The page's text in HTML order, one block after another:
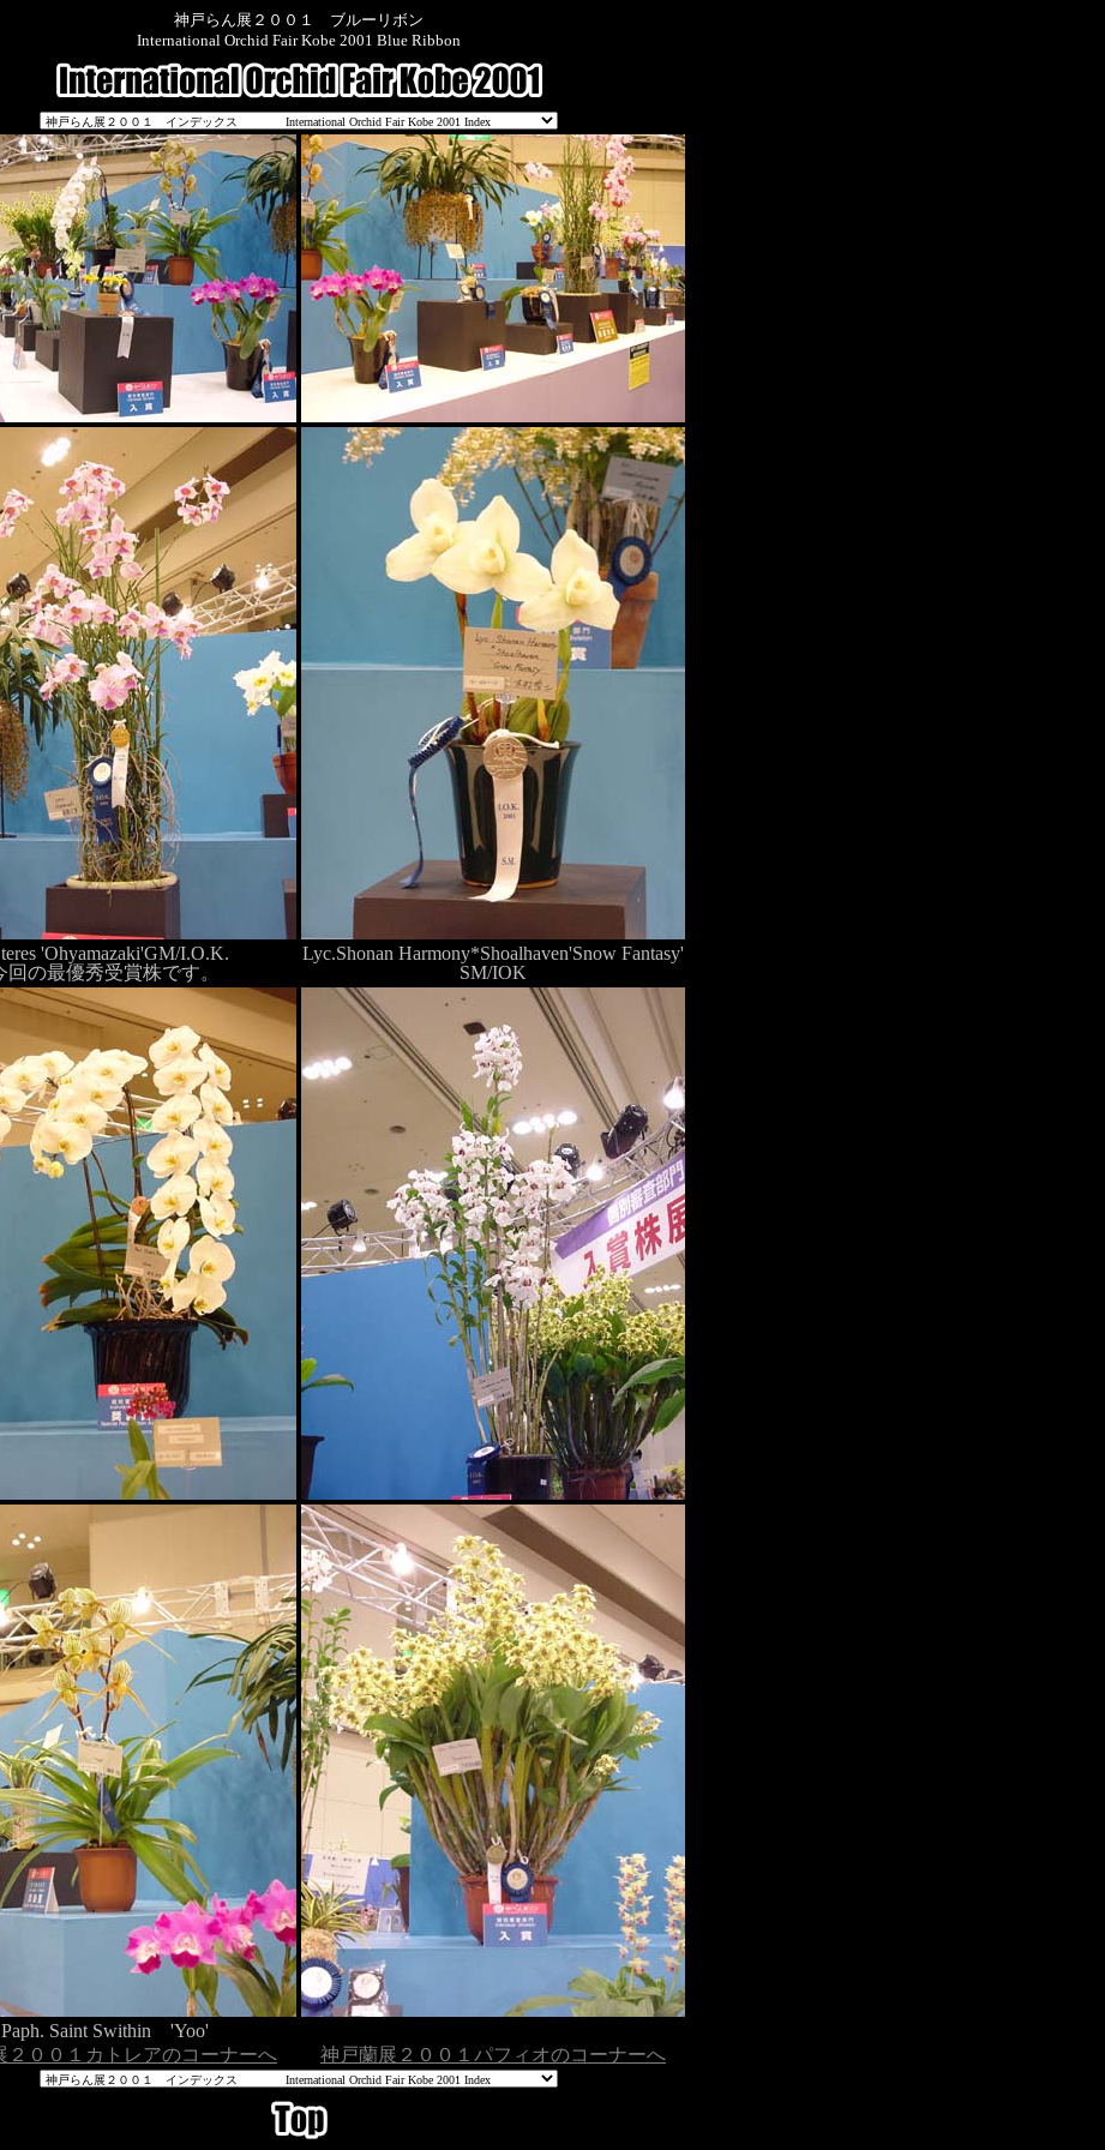
神戸らん展２００１ ブルーリボン
International Orchid Fair Kobe 2001 Blue Ribbon
'Ohyamazaki'GM/I.O.K.
回の最優秀受賞株です。
Lyc.Shonan Harmony*Shoalhaven'Snow Fantasy'
SM/IOK
Paph. Saint Swithin 'Yoo'
２００１カトレアのコーナーへ
神戸蘭展２００１パフィオのコーナーへ